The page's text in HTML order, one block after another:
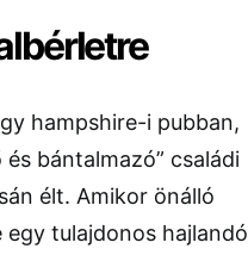
hampshire-i pubban,
bántalmazó” családi
élt. Amikor önálló
tulajdonos hajlandó